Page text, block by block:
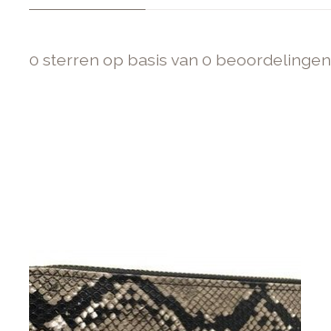
0 sterren op basis van 0 beoordelingen
Items van productcarrousel